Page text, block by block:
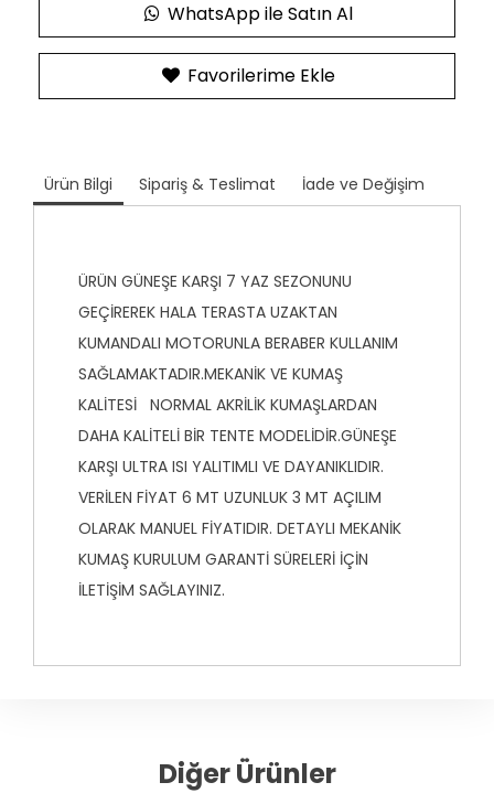
WhatsApp ile Satın Al
Favorilerime Ekle
Ürün Bilgi Sipariş & Teslimat İade ve Değişim
ÜRÜN GÜNEŞE KARŞI 7 YAZ SEZONUNU
GEÇİREREK HALA TERASTA UZAKTAN
KUMANDALI MOTORUNLA BERABER KULLANIM
SAĞLAMAKTADIR.MEKANİK VE KUMAŞ
KALİTESİ NORMAL AKRİLİK KUMAŞLARDAN
DAHA KALİTELİ BİR TENTE MODELİDİR.GÜNEŞE
KARŞI ULTRA ISI YALITIMLI VE DAYANIKLIDIR.
VERİLEN FİYAT 6 MT UZUNLUK 3 MT AÇILIM
OLARAK MANUEL FİYATIDIR. DETAYLI MEKANİK
KUMAŞ KURULUM GARANTİ SÜRELERİ İÇİN
İLETİŞİM SAĞLAYINIZ.
Diğer Ürünler